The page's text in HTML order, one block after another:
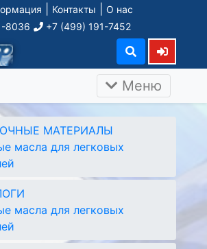
Контакты
О нас
8036
+7 (499) 191-7452
Меню
МАТЕРИАЛЫ
масла для легковых
масла для легковых